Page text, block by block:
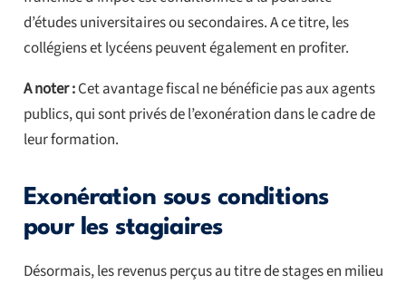
d’études universitaires ou secondaires. A ce titre, les
collégiens et lycéens peuvent également en profiter.
A noter :Cet avantage fiscal ne bénéficie pas aux agents
publics, qui sont privés de l’exonération dans le cadre de
leur formation.
Exonération sous conditions
pour les stagiaires
Désormais, les revenus perçus au titre de stages en milieu